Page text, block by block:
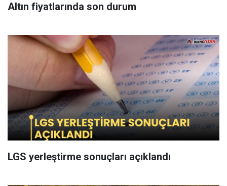
Altın fiyatlarında son durum
LGS yerleştirme sonuçları açıklandı